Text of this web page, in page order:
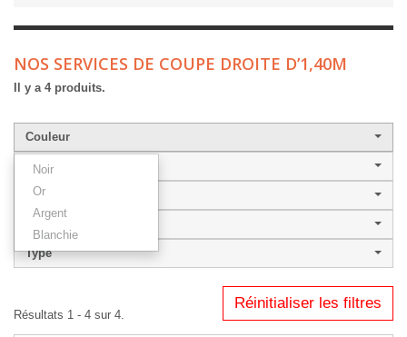
NOS SERVICES DE COUPE DROITE D’1,40M
Il y a 4 produits.
Couleur
Noir
Or
Argent
Blanchie
Largeur de baguette
Style
SYRACUSE
Type
Réinitialiser les filtres
Résultats 1 - 4 sur 4.